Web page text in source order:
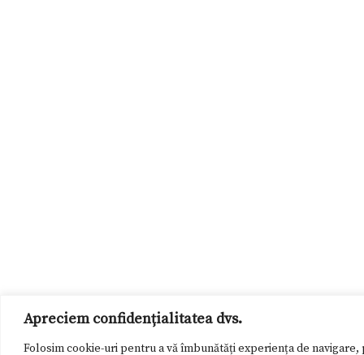
Apreciem confidențialitatea dvs.
Folosim cookie-uri pentru a vă îmbunătăți experiența de